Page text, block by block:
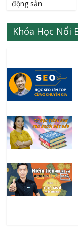
động sản
Khóa Học Nổi